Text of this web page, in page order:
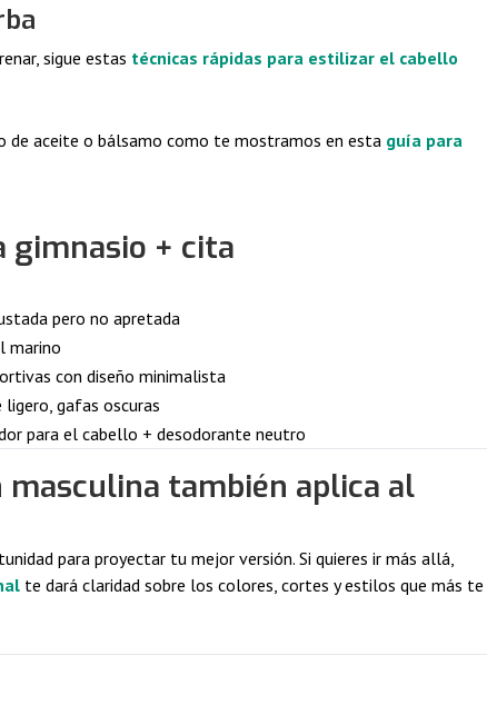
sigue estas técnicas rápidas para estilizar el cabello
de aceite o bálsamo como te mostramos en esta guía para
gimnasio + cita
pero no apretada
marino
con diseño minimalista
gafas oscuras
para el cabello + desodorante neutro
masculina también aplica al
para proyectar tu mejor versión. Si quieres ir más allá,
te dará claridad sobre los colores, cortes y estilos que más te